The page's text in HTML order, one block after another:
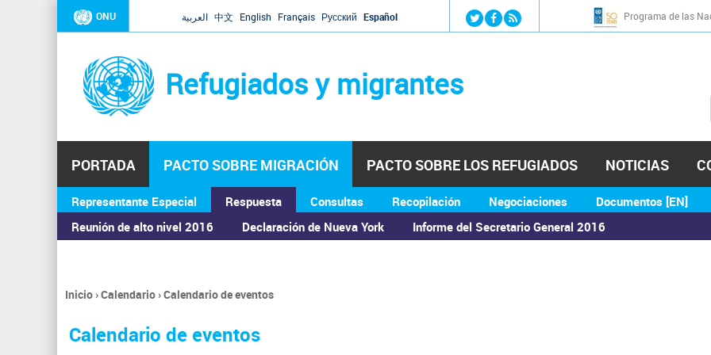
Jump to navigation
ONU العربية 中文 English Français Русский Español Programa de las
Refugiados y migrantes
PORTADA PACTO SOBRE MIGRACIÓN
Representante Especial
Respuesta
Reunión de alto nivel 2016
Declaración de Nueva York Informe del Secretario General 2016
Consultas Recopilación Negociaciones Documentos [EN]
PACTO SOBRE LOS REFUGIADOS NOTICIAS
ASAMBLEA GENERAL
Se
encuentra
usted
Inicio›Calendario›Calendario de eventos
Calendario de eventos